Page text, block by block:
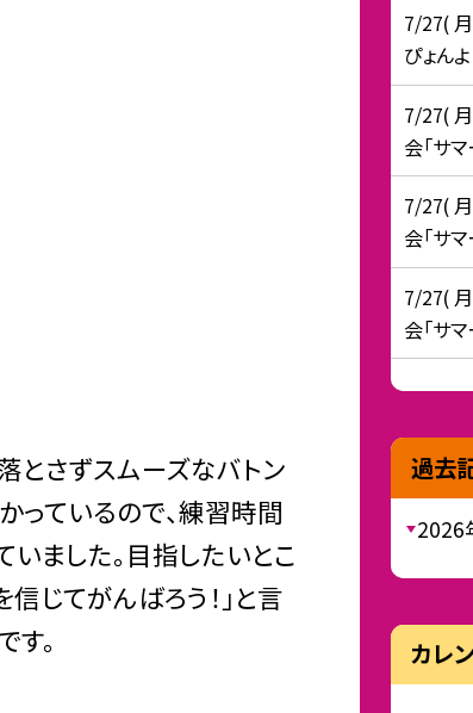
とさずスムーズなバトン
っているので、練習時間
ました。目指したいとこ
じてがんばろう！」と言
。
7/27( 月
ぴょんよ
7/27( 月
会「サマ
7/27( 月
会「サ
7/27( 月
会「サ
過去
2026
カレ